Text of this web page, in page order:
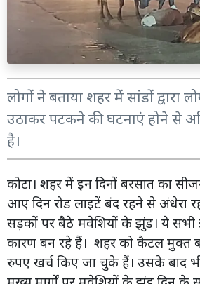
लोगों ने बताया शहर में सांडों द्वारा
उठाकर पटकने की घटनाएं होने से
है।
कोटा। शहर में इन दिनों बरसात का
आए दिन रोड लाइटें बंद रहने से अंधेरा
सड़कों पर बैठे मवेशियों के झुंड। ये सभी
कारण बन रहे हैं। शहर को कैटल मुक्त
रुपए खर्च किए जा चुके हैं। उसके बाद